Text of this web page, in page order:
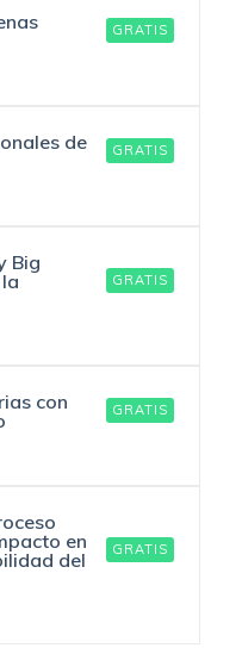
GRATIS
de
GRATIS
Big
GRATIS
con
GRATIS
en
del
GRATIS